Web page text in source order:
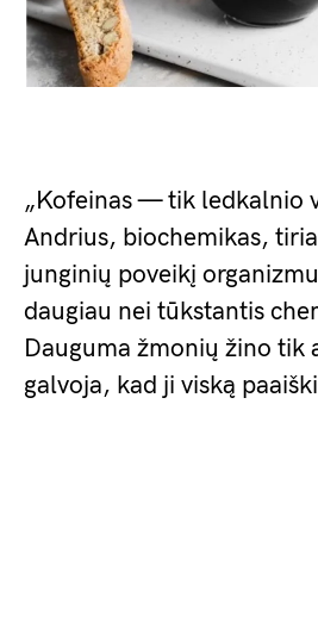
„Kofeinas — tik ledkalnio
Andrius, biochemikas,
junginių poveikį
daugiau nei tūkstantis
Dauguma žmonių žino tik
galvoja, kad ji viską